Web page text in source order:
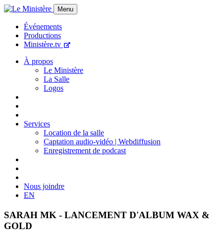
Menu
Événements
Productions
Ministère.tv
À propos
Le Ministère
La Salle
Logos
Services
Location de la salle
Captation audio-vidéo | Webdiffusion
Enregistrement de podcast
Nous joindre
EN
SARAH MK - LANCEMENT D'ALBUM WAX &
GOLD